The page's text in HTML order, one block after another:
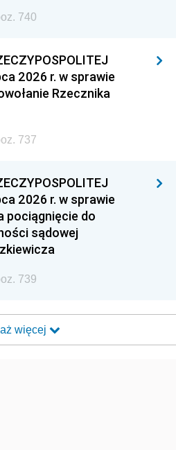
740
2026 r. w sprawie
Rzecznika
737
2026 r. w sprawie
pociągnięcie do
sądowej
739
więcej